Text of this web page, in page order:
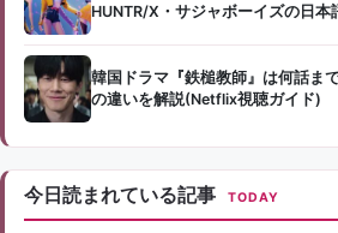
HUNTR/X・サジャボーイズの日本
韓国ドラマ『鉄槌教師』は何話ま
の違いを解説(Netflix視聴ガイド)
今日読まれている記事 TODAY